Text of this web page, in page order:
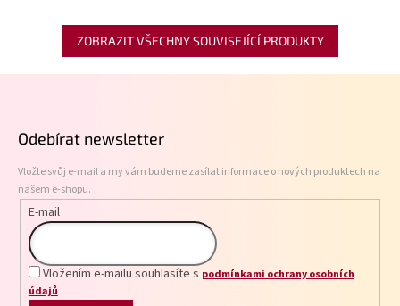
ZOBRAZIT VŠECHNY SOUVISEJÍCÍ PRODUKTY
Odebírat newsletter
Vložte svůj e-mail a my vám budeme zasílat informace o nových produktech na
našem e-shopu.
E-mail
Vložením e-mailu souhlasíte s podmínkami ochrany osobních
údajů